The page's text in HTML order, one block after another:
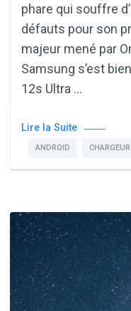
phare qui souffre
défauts pour son
majeur mené par
Samsung s’est
12s Ultra …
Lire la Suite
ANDROID CHARGEUR